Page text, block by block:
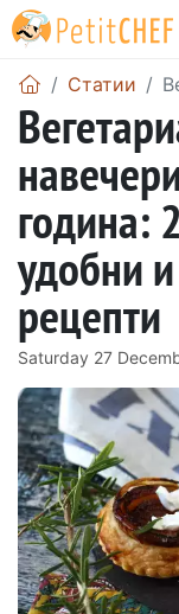
Статии
година:
удобни
рецепти
Saturday 27